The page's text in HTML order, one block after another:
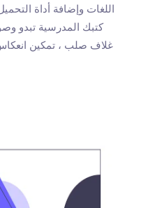
اللغات وإضافة أداة
كتبك المدرسية تبدو
غلاف صلب ، تمكين